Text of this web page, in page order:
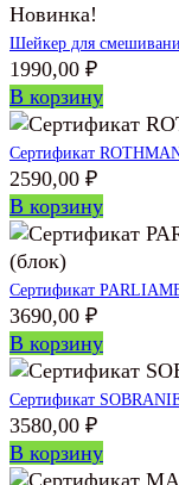
Новинка!
Шейкер для
1990,00 ₽
В корзину
Сертификат
2590,00 ₽
В корзину
Сертификат
3690,00 ₽
В корзину
Сертификат
3580,00 ₽
В корзину